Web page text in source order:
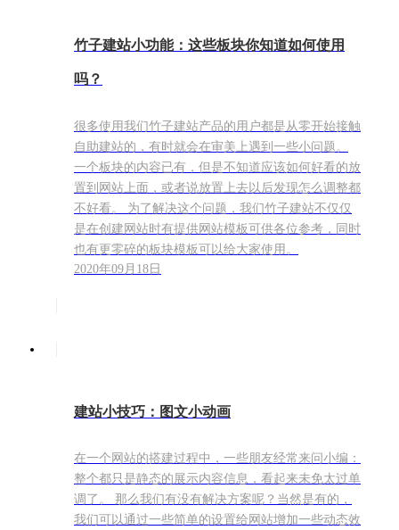
竹子建站小功能：这些板块你知道如何使用
吗？
很多使用我们竹子建站产品的用户都是从零开始接触
自助建站的，有时就会在审美上遇到一些小问题。
一个板块的内容已有，但是不知道应该如何好看的放
置到网站上面，或者说放置上去以后发现怎么调整都
不好看。 为了解决这个问题，我们竹子建站不仅仅
是在创建网站时有提供网站模板可供各位参考，同时
也有更零碎的板块模板可以给大家使用。
2020年09月18日
建站小技巧：图文小动画
在一个网站的搭建过程中，一些朋友经常来问小编：
整个都只是静态的展示内容信息，看起来未免太过单
调了。 那么我们有没有解决方案呢？当然是有的，
我们可以通过一些简单的设置给网站增加一些动态效